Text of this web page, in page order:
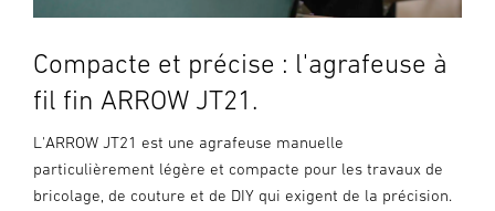
Compacte et précise : l'agrafeuse à
fil fin ARROW JT21.
L'ARROW JT21 est une agrafeuse manuelle
particulièrement légère et compacte pour les travaux de
bricolage, de couture et de DIY qui exigent de la précision.